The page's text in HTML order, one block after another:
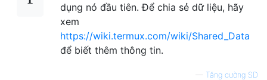
dụng nó đầu tiên. Để chia sẻ dữ liệu, hãy
xem
https://wiki.termux.com/wiki/Shared_Data
để biết thêm thông tin.
— Tăng cường SD